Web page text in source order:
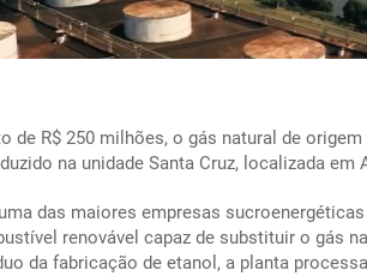
de R$ 250 milhões, o gás natural de
na unidade Santa Cruz, localizada em
das maiores empresas
renovável capaz de substituir o gás
da fabricação de etanol, a planta